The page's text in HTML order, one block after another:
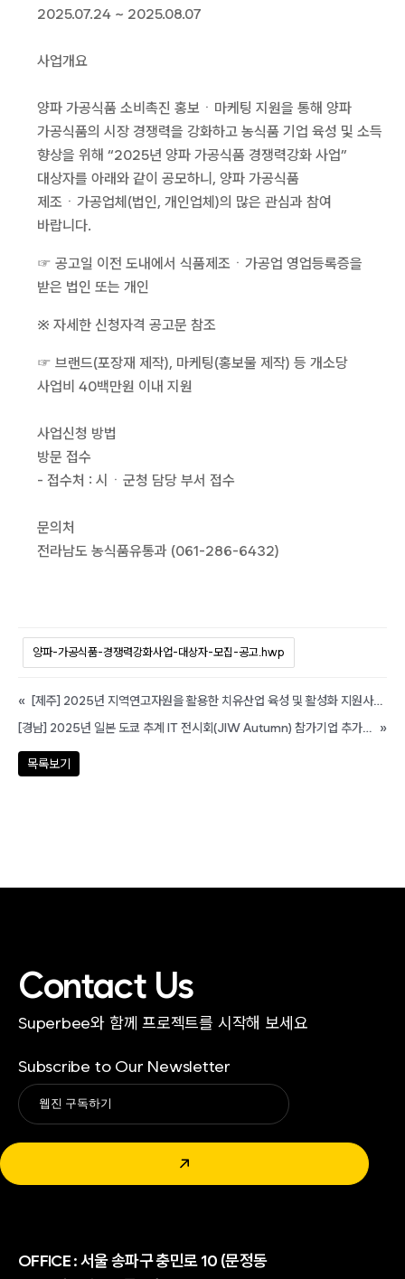
2025.07.24 ~ 2025.08.07
사업개요
양파 가공식품 소비촉진 홍보ㆍ마케팅 지원을 통해 양파
가공식품의 시장 경쟁력을 강화하고 농식품 기업 육성 및 소득
향상을 위해 “2025년 양파 가공식품 경쟁력강화 사업”
대상자를 아래와 같이 공모하니, 양파 가공식품
제조ㆍ가공업체(법인, 개인업체)의 많은 관심과 참여
바랍니다.
☞ 공고일 이전 도내에서 식품제조ㆍ가공업 영업등록증을
받은 법인 또는 개인
※ 자세한 신청자격 공고문 참조
☞ 브랜드(포장재 제작), 마케팅(홍보물 제작) 등 개소당
사업비 40백만원 이내 지원
사업신청 방법
방문 접수
- 접수처 : 시ㆍ군청 담당 부서 접수
문의처
전라남도 농식품유통과 (061-286-6432)
양파-가공식품-경쟁력강화사업-대상자-모집-공고.hwp
«
[제주] 2025년 지역연고자원을 활용한 치유산업 육성 및 활성화 지원사업 기술고도화 컨설팅 지원 수혜기업 모집 공고(시군구연고산업육성사업)
[경남] 2025년 일본 도쿄 추계 IT 전시회(JIW Autumn) 참가기업 추가 모집 공고
»
목록보기
Contact Us
Superbee와 함께 프로젝트를 시작해 보세요
Subscribe to Our Newsletter
↗
Alternative:
OFFICE :서울 송파구 충민로 10 (문정동